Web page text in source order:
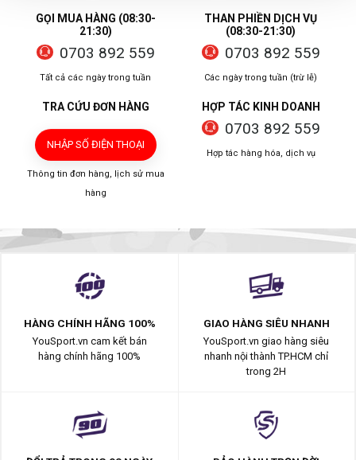
GỌI MUA HÀNG (08:30-
21:30)
0703 892 559
Tất cả các ngày trong tuần
THAN PHIỀN DỊCH VỤ
(08:30-21:30)
0703 892 559
Các ngày trong tuần (trừ lễ)
TRA CỨU ĐƠN HÀNG
NHẬP SỐ ĐIỆN THOẠI
Thông tin đơn hàng, lịch sử mua
hàng
HỢP TÁC KINH DOANH
0703 892 559
Hợp tác hàng hóa, dịch vụ
HÀNG CHÍNH HÃNG 100%
YouSport.vn cam kết bán
hàng chính hãng 100%
GIAO HÀNG SIÊU NHANH
YouSport.vn giao hàng siêu
nhanh nội thành TP.HCM chỉ
trong 2H